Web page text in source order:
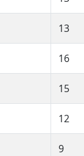
13
16
15
12
9